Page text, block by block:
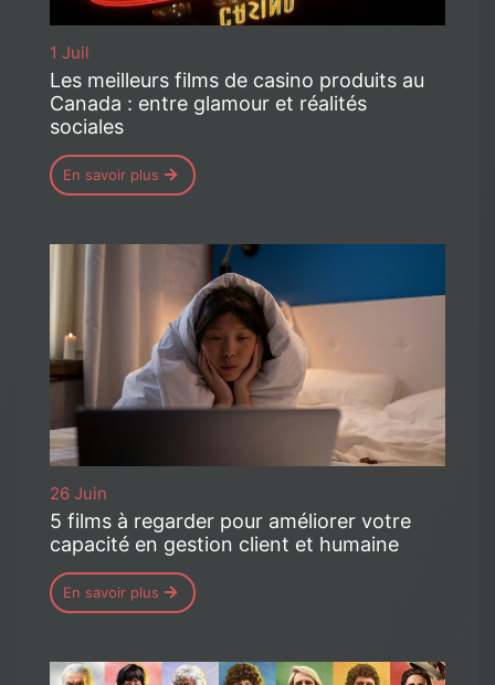
1 Juil
Les meilleurs films de casino produits au
Canada : entre glamour et réalités
sociales
En savoir plus
26 Juin
5 films à regarder pour améliorer votre
capacité en gestion client et humaine
En savoir plus